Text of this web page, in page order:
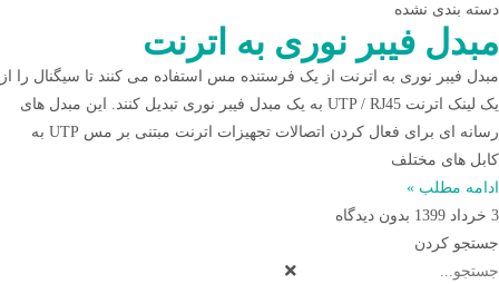
دسته بندی نشده
مبدل فیبر نوری به اترنت
مبدل فیبر نوری به اترنت از یک فرستنده مس استفاده می کنند تا سیگنال را از
یک لینک اترنت UTP / RJ45 به یک مبدل فیبر نوری تبدیل کنند. این مبدل های
رسانه ای برای فعال کردن اتصالات تجهیزات اترنت مبتنی بر مس UTP به
کابل های مختلف
ادامه مطلب »
3 خرداد 1399
بدون دیدگاه
جستجو کردن